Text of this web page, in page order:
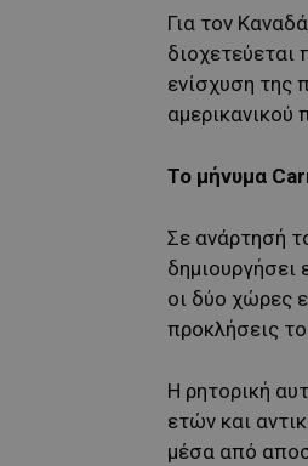
Για τον
διοχετεύεται
ενίσχυση της
αμερικανικού
Το μήνυμα
Σε ανάρτησή
δημιουργήσει
οι δύο χώρες
προκλήσεις
Η ρητορική
ετών και
μέσα από